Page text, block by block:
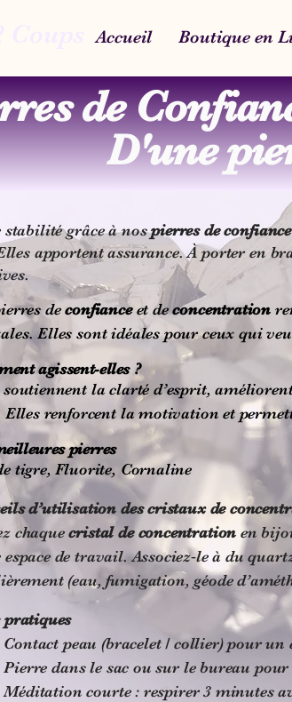
Accueil Boutique en
de
D'une
stabilité grâce à nospierres de confiance
apportent assurance. À porter en
deconfianceet deconcentration
Elles sont idéales pour ceux qui
agissent-elles ?
la clarté d’esprit,
Elles renforcent la motivation et
pierres
tigre, Fluorite, Cornaline
d’utilisation des cristaux de
chaquecristal de concentration en
espace de travail. Associez‑le à du
(eau, fumigation, géode
pratiques
peau (bracelet / collier) pour un
dans le sac ou sur le bureau pour
courte : respirer 3 minutes